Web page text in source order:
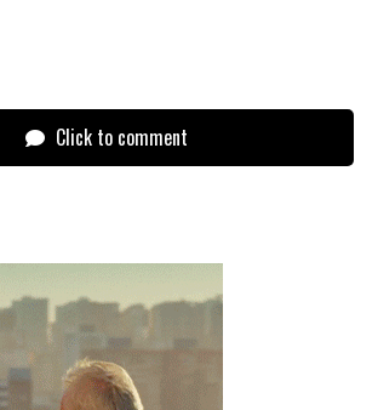
Click to comment